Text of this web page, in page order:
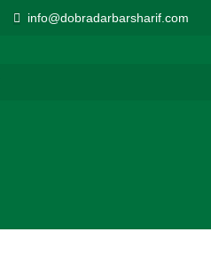
info@dobradarbarsharif.com